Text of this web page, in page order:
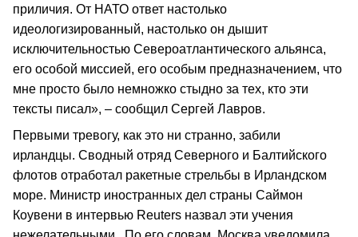
приличия. От НАТО ответ настолько
идеологизированный, настолько он дышит
исключительностью Североатлантического альянса,
его особой миссией, его особым предназначением, что
мне просто было немножко стыдно за тех, кто эти
тексты писал», – сообщил Сергей Лавров.
Первыми тревогу, как это ни странно, забили
ирландцы. Сводный отряд Северного и Балтийского
флотов отработал ракетные стрельбы в Ирландском
море. Министр иностранных дел страны Саймон
Коувени в интервью Reuters назвал эти учения